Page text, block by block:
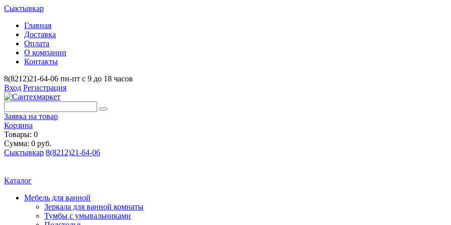
Сыктывкар
Главная
Доставка
Оплата
О компании
Контакты
8(8212)21-64-06 пн-пт с 9 до 18 часов
Вход Регистрация
Заявка на товар
Корзина
Товары: 0
Сумма: 0 руб.
Сыктывкар 8(8212)21-64-06
Каталог
Мебель для ванной
Зеркала для ванной комнаты
Тумбы с умывальниками